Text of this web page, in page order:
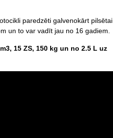
paredzēti galvenokārt pilsētai
un to var vadīt jau no 16 gadiem.
15 ZS, 150 kg un no 2.5 L uz